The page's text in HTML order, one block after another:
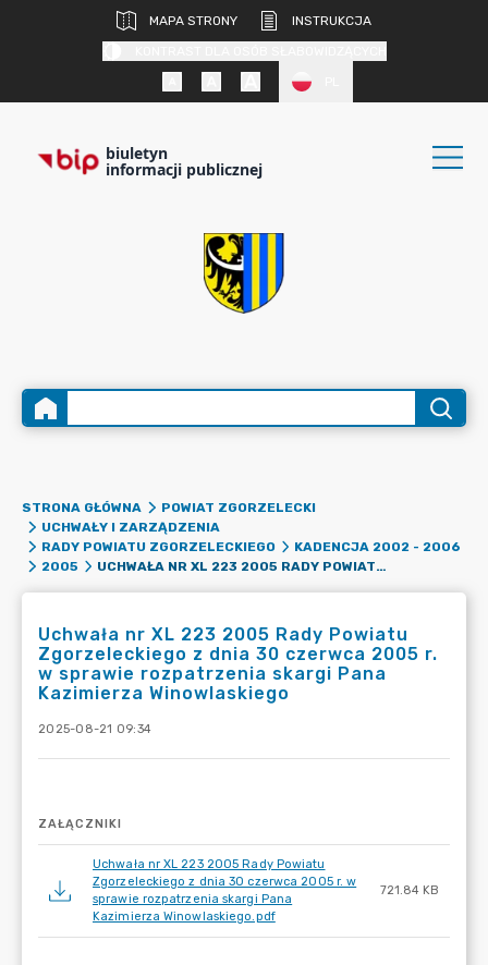
MAPA STRONY
INSTRUKCJA
biuletyn
informacji publicznej
STRONA GŁÓWNA
POWIAT ZGORZELECKI
UCHWAŁY I ZARZĄDZENIA
RADY POWIATU ZGORZELECKIEGO
KADENCJA 2002 - 2006
2005
UCHWAŁA NR XL 223 2005 RADY POWIATU ZGORZELECKIEGO Z DNIA 30 CZERWCA 2005 R. W SPRAWIE ROZPATRZENIA SKARGI PANA KAZIMIERZA WINOWLASKIEGO
Uchwała nr XL 223 2005 Rady Powiatu
Zgorzeleckiego z dnia 30 czerwca 2005 r.
w sprawie rozpatrzenia skargi Pana
Kazimierza Winowlaskiego
2025-08-21 09:34
ZAŁĄCZNIKI
Uchwała nr XL 223 2005 Rady Powiatu
Zgorzeleckiego z dnia 30 czerwca 2005 r. w
sprawie rozpatrzenia skargi Pana
Kazimierza Winowlaskiego.pdf
721.84 KB